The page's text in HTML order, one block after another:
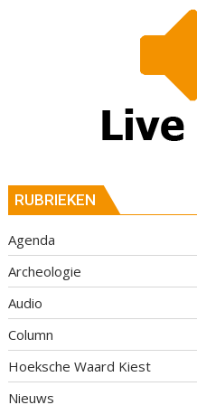
RUBRIEKEN
Agenda
Archeologie
Audio
Column
Hoeksche Waard Kiest
Nieuws